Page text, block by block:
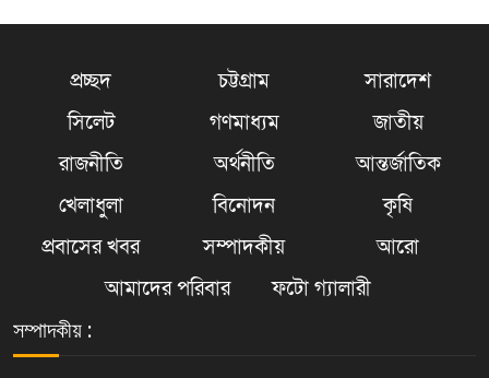
প্রচ্ছদ চট্টগ্রাম
সারাদেশ
সিলেট
গণমাধ্যম
জাতীয়
রাজনীতি
অর্থনীতি
আন্তর্জাতিক
খেলাধুলা
বিনোদন
কৃষি
প্রবাসের খবর
সম্পাদকীয়
আরো
আমাদের পরিবার
ফটো গ্যালারী
সম্পাদকীয় :